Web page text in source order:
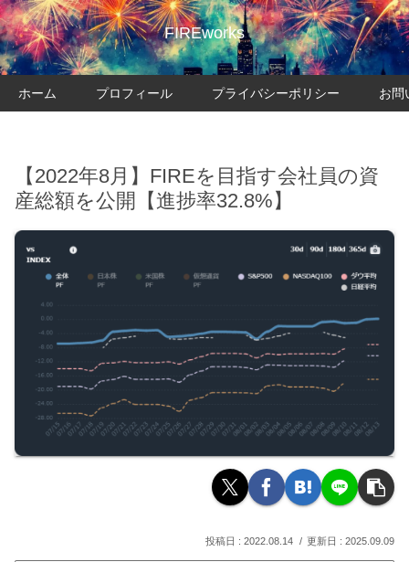
FIREworks
ホーム プロフィール プライバシーポリシー お問
【2022年8月】FIREを目指す会社員の資
産総額を公開【進捗率32.8%】
2022.08.14 2025.09.09